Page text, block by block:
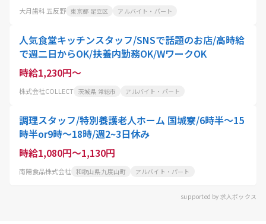
大月歯科 五反野 東京都 足立区 アルバイト・パート
人気食堂キッチンスタッフ/SNSで話題のお店/高時給
で週二日からOK/扶養内勤務OK/WワークOK
時給1,230円～
株式会社COLLECT 茨城県 常総市 アルバイト・パート
調理スタッフ/特別養護老人ホーム 国城寮/6時半～15
時半or9時～18時/週2~3日休み
時給1,080円～1,130円
南陽食品株式会社 和歌山県 九度山町 アルバイト・パート
supported by 求人ボックス